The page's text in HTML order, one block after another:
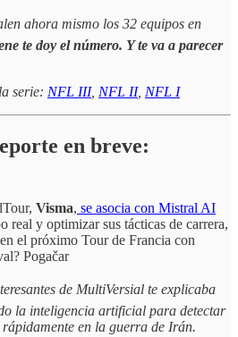
ahora mismo los 32 equipos en
te doy el número. Y te va a parecer
serie: NFL III, NFL II, NFL I
en breve:
Visma, se asocia con Mistral AI
real y optimizar sus tácticas de carrera,
el próximo Tour de Francia con
Pogačar
de MultiVersial te explicaba
la inteligencia artificial para detectar
en la guerra de Irán.